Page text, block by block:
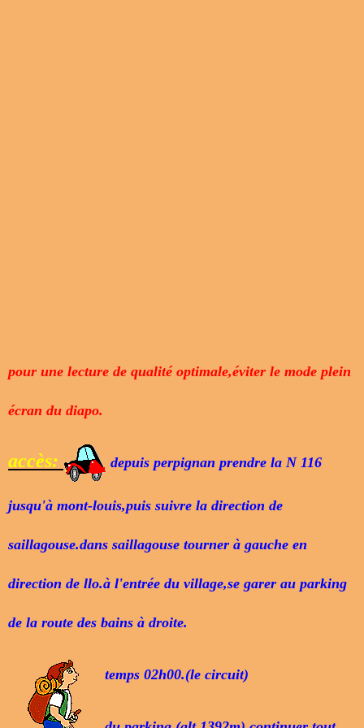
pour une lecture de qualité optimale,éviter le mode plein
écran du diapo.
accès: depuis perpignan prendre la N 116
jusqu'à mont-louis,puis suivre la direction de
saillagouse.dans saillagouse tourner à gauche en
direction de llo.à l'entrée du village,se garer au parking
de la route des bains à droite.
temps 02h00.(le circuit)